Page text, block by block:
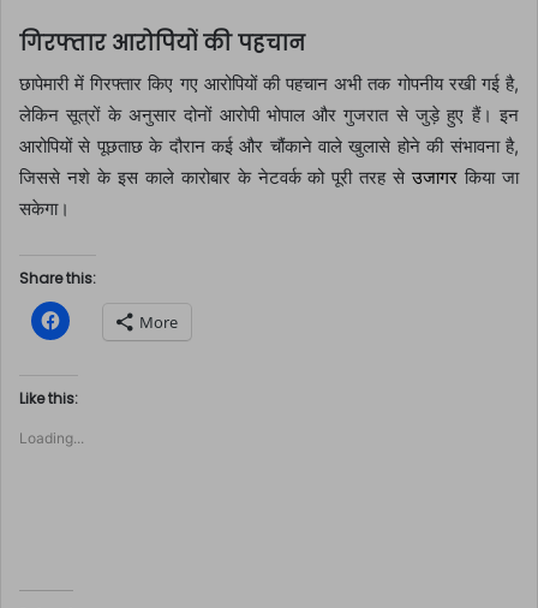
गिरफ्तार आरोपियों की पहचान
छापेमारी में गिरफ्तार किए गए आरोपियों की पहचान अभी तक गोपनीय रखी गई है,
लेकिन सूत्रों के अनुसार दोनों आरोपी भोपाल और गुजरात से जुड़े हुए हैं। इन
आरोपियों से पूछताछ के दौरान कई और चौंकाने वाले खुलासे होने की संभावना है,
जिससे नशे के इस काले कारोबार के नेटवर्क को पूरी तरह सेउजागर किया जा
सकेगा।
Share this:
C
l
k
t
o
h
b
More
Like this:
Loading...